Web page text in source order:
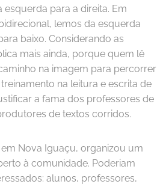
para a direita. Em
lemos da esquerda
baixo. Considerando as
mais ainda, porque quem lê
na imagem para percorrer
na leitura e escrita de
a fama dos professores de
de textos corridos.
Nova Iguaçu, organizou um
à comunidade. Poderiam
alunos, professores,